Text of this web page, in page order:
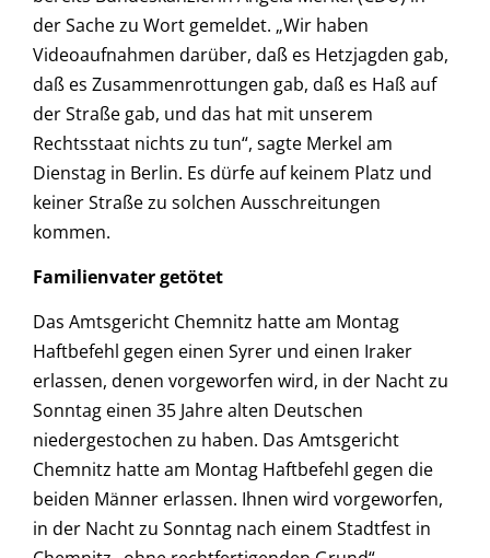
der Sache zu Wort gemeldet. „Wir haben
Videoaufnahmen darüber, daß es Hetzjagden gab,
daß es Zusammenrottungen gab, daß es Haß auf
der Straße gab, und das hat mit unserem
Rechtsstaat nichts zu tun“, sagte Merkel am
Dienstag in Berlin. Es dürfe auf keinem Platz und
keiner Straße zu solchen Ausschreitungen
kommen.
Familienvater getötet
Das Amtsgericht Chemnitz hatte am Montag
Haftbefehl gegen einen Syrer und einen Iraker
erlassen, denen vorgeworfen wird, in der Nacht zu
Sonntag einen 35 Jahre alten Deutschen
niedergestochen zu haben. Das Amtsgericht
Chemnitz hatte am Montag Haftbefehl gegen die
beiden Männer erlassen. Ihnen wird vorgeworfen,
in der Nacht zu Sonntag nach einem Stadtfest in